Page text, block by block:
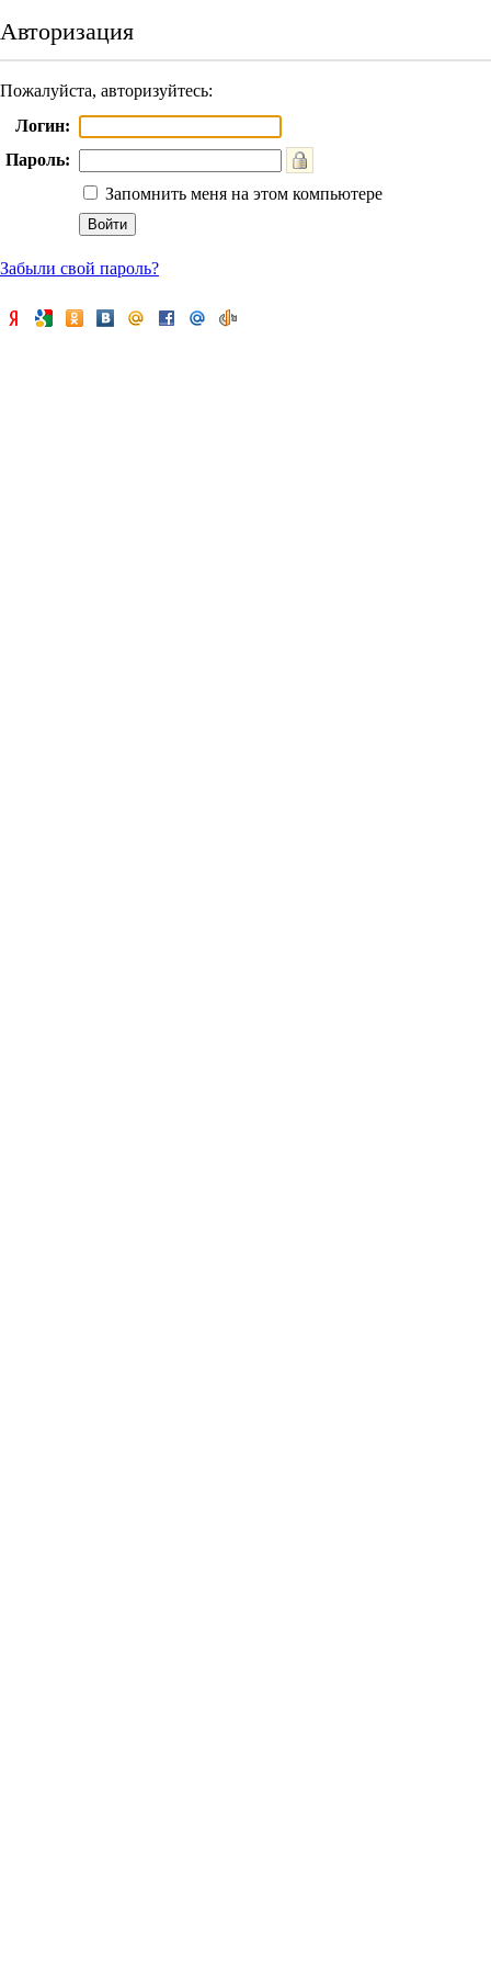
Авторизация
Пожалуйста, авторизуйтесь:
Логин:
Пароль:
Запомнить меня на этом компьютере
Забыли свой пароль?